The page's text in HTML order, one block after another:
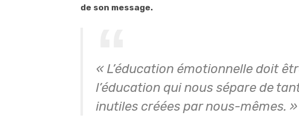
de son message.
« L’éducation émotionnelle doit
l’éducation qui nous sépare de
inutiles créées par nous-mêmes. »